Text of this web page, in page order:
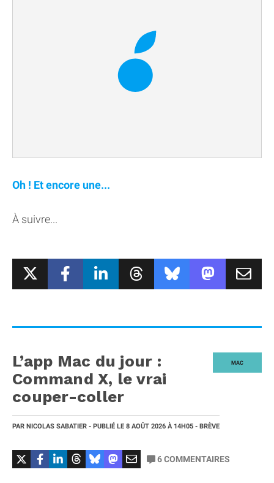
Oh ! Et encore une...
À suivre...
MAC
L’app Mac du jour :
Command X, le vrai
couper-coller
PAR NICOLAS SABATIER - PUBLIÉ LE 8 AOÛT 2026 À 14H05 - BRÈVE
6COMMENTAIRES